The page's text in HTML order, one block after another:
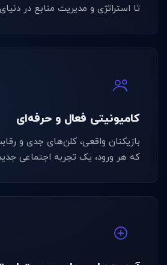
تا استراتژی و مدیریت منابع در
کامیونیتی فعال و حرفه‌ای
بازیکنان واقعی، کلن‌های جدی و
که هر ورود، یک تجربه اجتماعی